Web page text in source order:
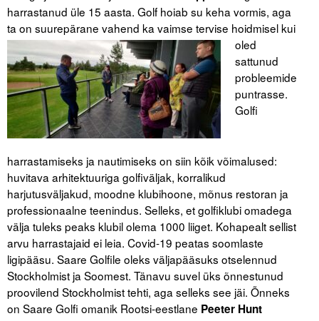
harrastanud üle 15 aasta. Golf hoiab su keha vormis, aga
ta on suurepärane vahend ka vaimse tervise hoidmisel kui
oled
sattunud
probleemide
puntrasse.
Golfi
harrastamiseks ja nautimiseks on siin kõik võimalused:
huvitava arhitektuuriga golfiväljak, korralikud
harjutusväljakud, moodne klubihoone, mõnus restoran ja
professionaalne teenindus. Selleks, et golfiklubi omadega
välja tuleks peaks klubil olema 1000 liiget. Kohapealt sellist
arvu harrastajaid ei leia. Covid-19 peatas soomlaste
ligipääsu. Saare Golfile oleks väljapääsuks otselennud
Stockholmist ja Soomest. Tänavu suvel üks õnnestunud
proovilend Stockholmist tehti, aga selleks see jäi. Õnneks
on Saare Golfi omanik Rootsi-eestlane Peeter Hunt